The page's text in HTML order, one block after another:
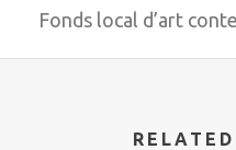
Fonds local d’art